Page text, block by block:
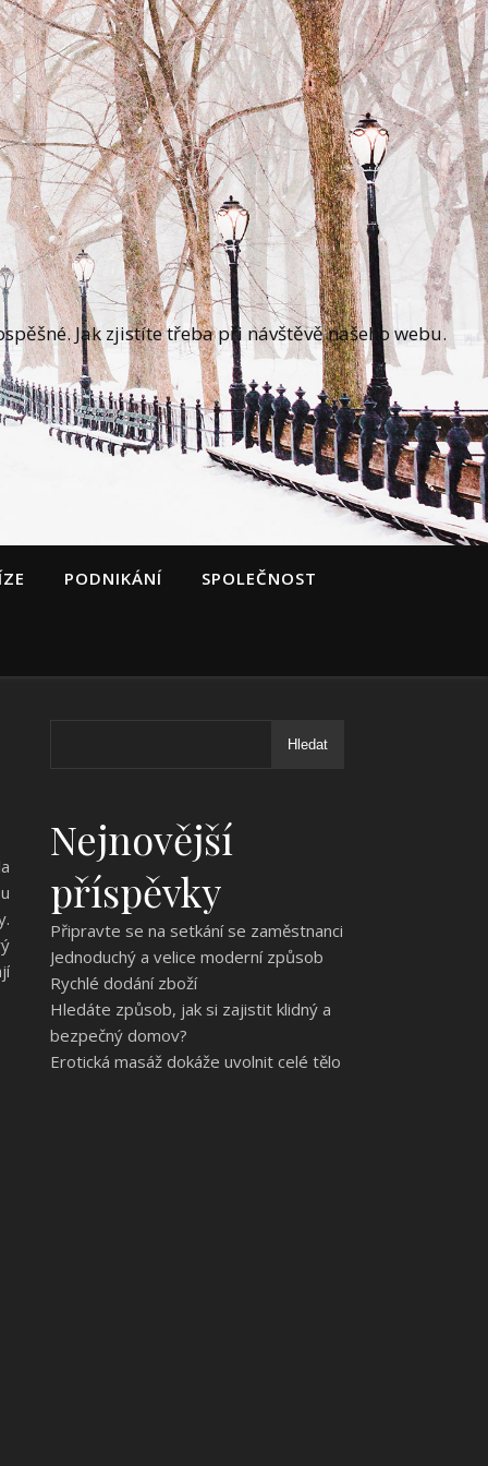
Jak zjistíte třeba při návštěvě našeho webu.
PODNIKÁNÍ SPOLEČNOST
Hledat
Nejnovější
příspěvky
Připravte se na setkání se zaměstnanci
Jednoduchý a velice moderní způsob
Rychlé dodání zboží
Hledáte způsob, jak si zajistit klidný a
bezpečný domov?
Erotická masáž dokáže uvolnit celé tělo